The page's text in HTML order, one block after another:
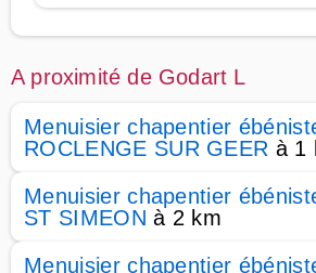
A proximité de Godart L
Menuisier chapentier
ROCLENGE SUR GEER à 1
Menuisier chapentier
ST SIMEON à 2 km
Menuisier chapentier